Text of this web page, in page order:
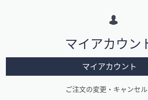
ン
マイアカウン
マイアカウント
ご注文の変更・キャンセル